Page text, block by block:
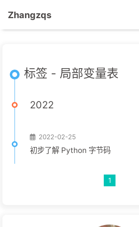
Zhangzqs
标签 - 局部变量表
2022
2022-02-25
初步了解 Python 字节码
1